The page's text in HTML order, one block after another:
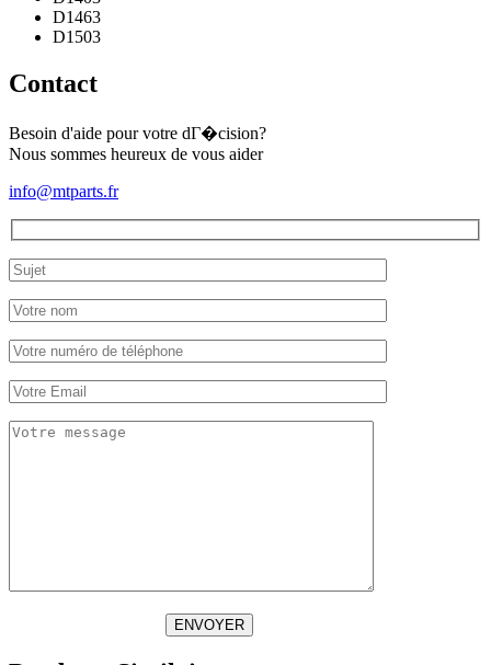
D1463
D1503
Contact
Besoin d'aide pour votre dГ�cision?
Nous sommes heureux de vous aider
info@mtparts.fr
ENVOYER